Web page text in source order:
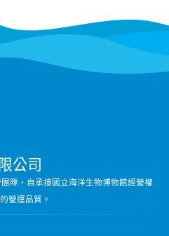
公司
隊，自承接國立海洋生物博物館經營權
營運品質。